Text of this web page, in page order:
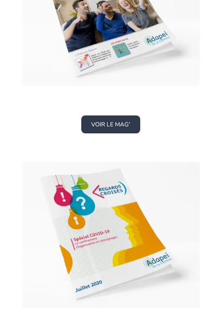
VOIR LE MAG'